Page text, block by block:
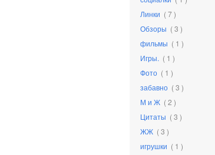
Линки ( 7 )
Обзоры ( 3 )
фильмы ( 1 )
Игры. ( 1 )
Фото ( 1 )
забавно ( 3 )
М и Ж ( 2 )
Цитаты ( 3 )
ЖЖ ( 3 )
игрушки ( 1 )